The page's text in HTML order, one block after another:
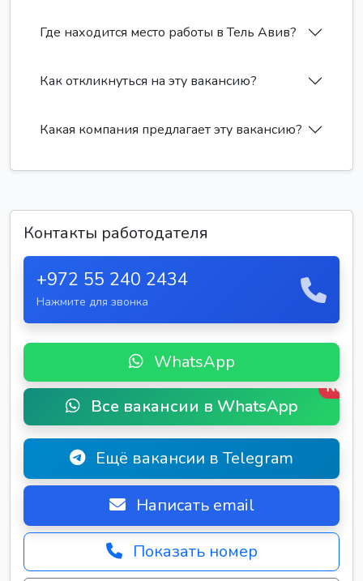
Где находится место работы в Тель Авив?
Как откликнуться на эту вакансию?
Какая компания предлагает эту вакансию?
Контакты работодателя
+972 55 240 2434
Нажмите для звонка
WhatsApp
Все вакансии в WhatsApp
New
Ещё вакансии в Telegram
Написать email
Показать номер